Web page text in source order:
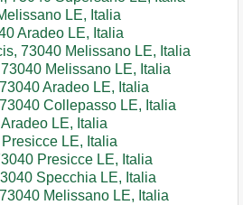
LE, Italia
Aradeo LE, Italia
73040 Melissano LE, Italia
Melissano LE, Italia
Aradeo LE, Italia
Collepasso LE, Italia
LE, Italia
LE, Italia
Presicce LE, Italia
Specchia LE, Italia
Melissano LE, Italia